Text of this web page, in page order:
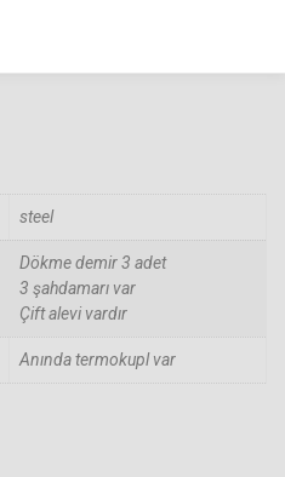
steel
Dökme demir 3 adet
3 şahdamarı var
Çift alevi vardır
Anında termokupl var